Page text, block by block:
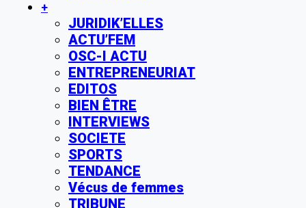
+
JURIDIK’ELLES
ACTU’FEM
OSC-I ACTU
ENTREPRENEURIAT
EDITOS
BIEN ÊTRE
INTERVIEWS
SOCIETE
SPORTS
TENDANCE
Vécus de femmes
TRIBUNE